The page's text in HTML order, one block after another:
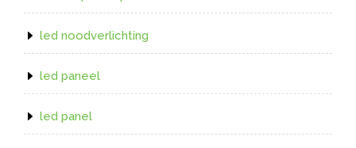
led noodverlichting
led paneel
led panel